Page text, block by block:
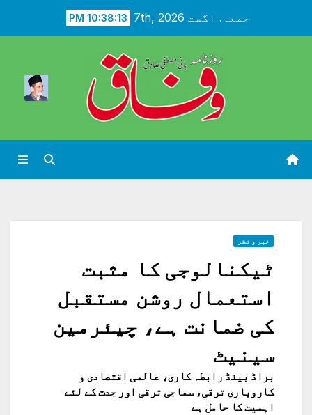
جمعہ. اگست 7th, 2026 10:38:14 PM
خبر و نظر
ٹیکنالوجی کا مثبت
استعمال روشن مستقبل
کی ضمانت ہے، چیئرمین
سینیٹ
براڈ بینڈ رابطہ کاری، عالمی اقتصادی و
کاروباری ترقی، سماجی ترقی اور جدت کے لئے
اہمیت کا حامل ہے